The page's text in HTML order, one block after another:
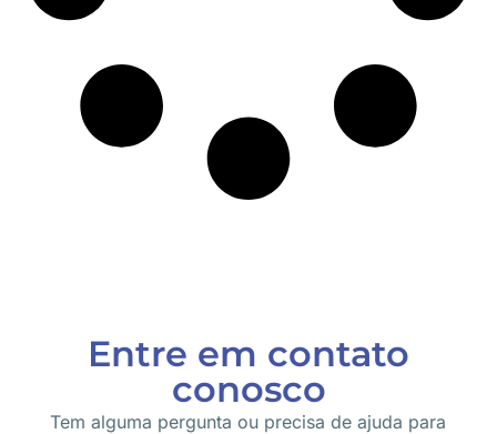
Entre em contato
conosco
Tem alguma pergunta ou precisa de ajuda para